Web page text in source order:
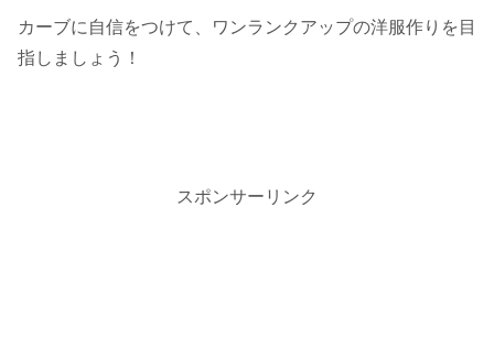
カーブに自信をつけて、ワンランクアップの洋服作りを目
指しましょう！
スポンサーリンク